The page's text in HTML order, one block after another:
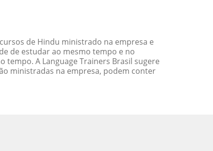
de Hindu ministrado na empresa e
de estudar ao mesmo tempo e no
A Language Trainers Brasil sugere
ministradas na empresa, podem conter